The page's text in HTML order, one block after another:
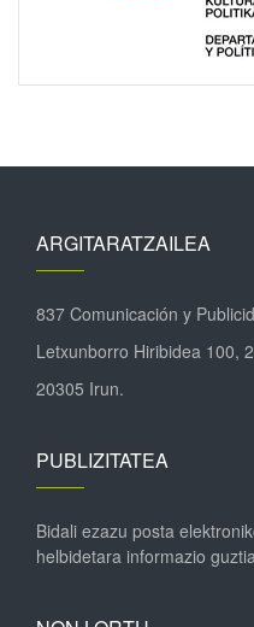
ARGITARATZAILEA
837 Comunicación y
Letxunborro Hiribidea 100,
20305 Irun.
PUBLIZITATEA
Bidali ezazu posta
helbidetara informazio